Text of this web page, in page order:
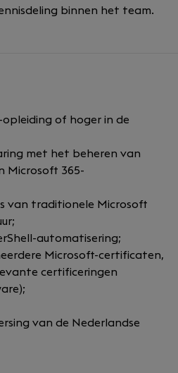
binnen het team.
of hoger in de
met het beheren van
Microsoft 365-
van traditionele Microsoft
automatisering;
Microsoft-certificaten,
certificeringen
van de Nederlandse